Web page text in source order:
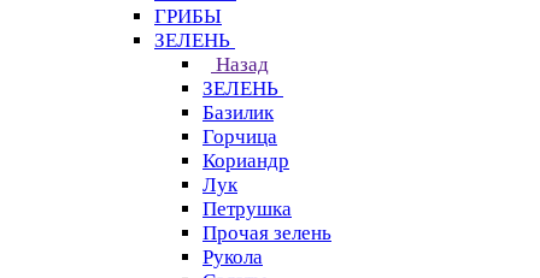
ГРИБЫ
ЗЕЛЕНЬ
Назад
ЗЕЛЕНЬ
Базилик
Горчица
Кориандр
Лук
Петрушка
Прочая зелень
Рукола